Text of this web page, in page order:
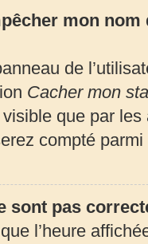
mon
de
Cacher mon
que par
compté
sont pas
l’heure